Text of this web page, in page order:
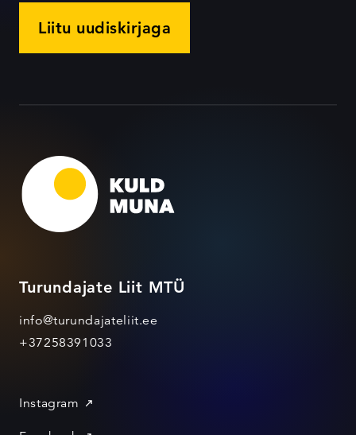
Liitu uudiskirjaga
Turundajate Liit MTÜ
info@turundajateliit.ee
+37258391033
Instagram